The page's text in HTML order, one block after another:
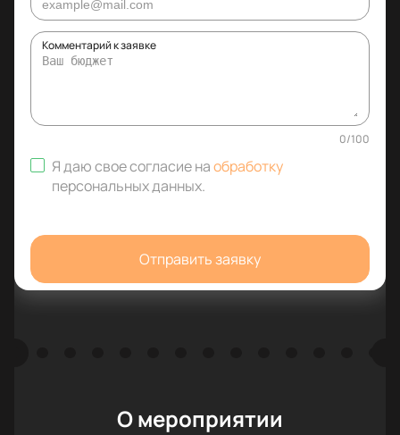
Комментарий к заявке
0/100
Я даю свое согласие наобработку
персональных данных.
Отправить заявку
О мероприятии